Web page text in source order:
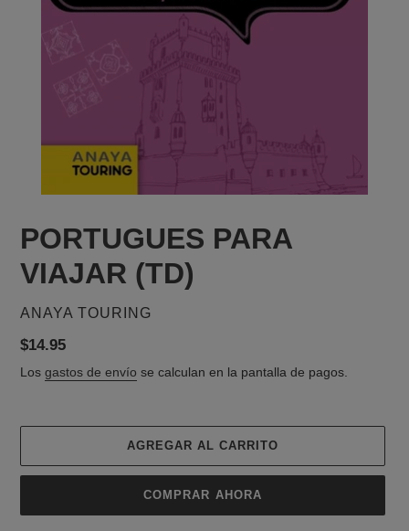
PORTUGUES PARA
VIAJAR (TD)
PROVEEDOR
ANAYA TOURING
Precio
habitual
$14.95
Los gastos de envío se calculan en la pantalla de pagos.
AGREGAR AL CARRITO
COMPRAR AHORA